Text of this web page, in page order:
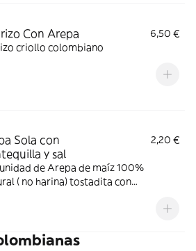
Con Arepa
6,50 €
criollo colombiano
Sola con
y sal
2,20 €
de Arepa de maíz 100%
( no harina) tostadita con